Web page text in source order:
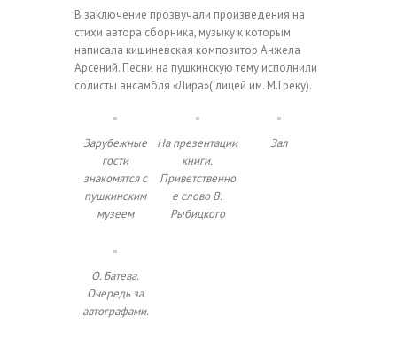
В заключение прозвучали произведения на
стихи автора сборника, музыку к которым
написала кишиневская композитор Анжела
Арсений. Песни на пушкинскую тему исполнили
солисты ансамбля «Лира»( лицей им. М.Греку).
Зарубежные
гости
знакомятся с
пушкинским
музеем
На презентации
книги.
Приветственно
е слово В.
Рыбицкого
Зал
О. Батева.
Очередь за
автографами.